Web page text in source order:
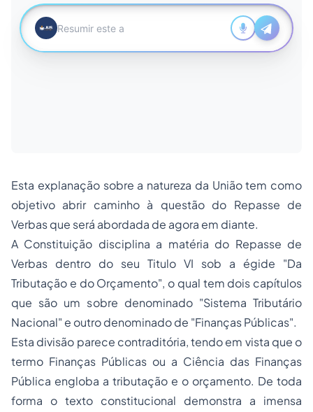
Esta explanação sobre a natureza da União tem como
objetivo abrir caminho à questão do Repasse de
Verbas que será abordada de agora em diante.
A Constituição disciplina a matéria do Repasse de
Verbas dentro do seu Titulo VI sob a égide "Da
Tributação e do Orçamento", o qual tem dois capítulos
que são um sobre denominado "Sistema Tributário
Nacional" e outro denominado de "Finanças Públicas".
Esta divisão parece contraditória, tendo em vista que o
termo Finanças Públicas ou a Ciência das Finanças
Pública engloba a tributação e o orçamento. De toda
forma o texto constitucional demonstra a imensa